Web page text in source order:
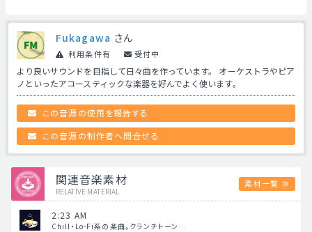
Fukagawa さん
利用条件有 受付中
より良いサウンドを目指して日々曲を作っています。 オーケストラやピア
ノといったアコースティックな楽器を好んでよく使います。
この音源の使用を報告する
この音源の制作者へ問合せる
関連音楽素材
RELATIVE MATERIAL
素材一覧
2:23 AM
Chill・Lo-Fi系の楽曲。クランチトーン…